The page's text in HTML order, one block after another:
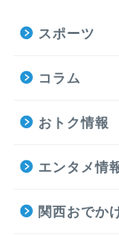
スポーツ
コラム
おトク情報
エンタメ情
関西おでか